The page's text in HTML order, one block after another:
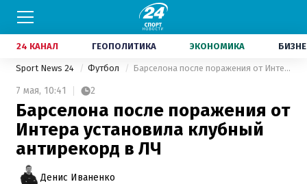
24 КАНАЛ ГЕОПОЛИТИКА ЭКОНОМИКА
Sport News 24 Футбол Барселона после поражения от Интера установила клубный антирекорд в ЛЧ
7 мая, 10:41 2
Барселона после поражения от
Интера установила клубный
антирекорд в ЛЧ
Денис Иваненко